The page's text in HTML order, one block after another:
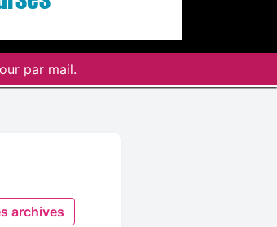
par mail.
archives